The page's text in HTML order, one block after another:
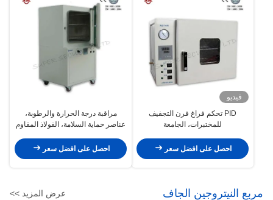
فيديو
PID تحكم فراغ فرن التجفيف
للمختبرات، الجامعة
احصل على افضل سعر
مراقبة درجة الحرارة والرطوبة،
عناصر حماية السلامة، الفولاذ المقاوم
مناسب لتخزين المواد الكيميائية
احصل على افضل سعر
مربع النيتروجين الجاف عرض المزيد >>